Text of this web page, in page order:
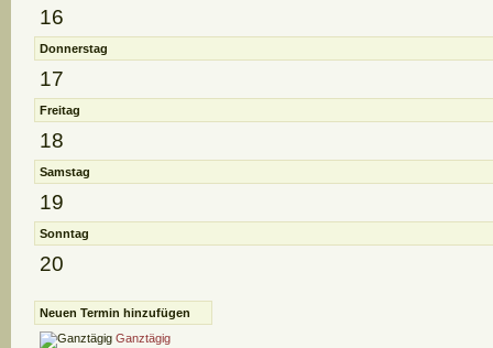
16
Donnerstag
17
Freitag
18
Samstag
19
Sonntag
20
Neuen Termin hinzufügen
Ganztägig